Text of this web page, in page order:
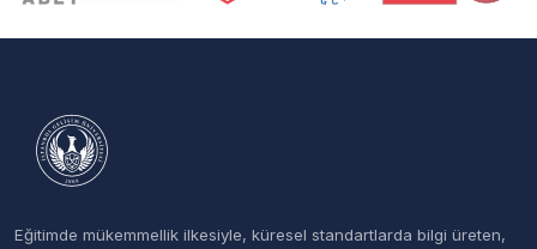
Eğitimde mükemmellik ilkesiyle, küresel standartlarda bilgi üreten,